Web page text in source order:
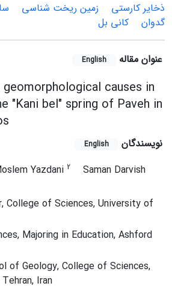
ذخایر کارستی
زمین ریخت شناسی
گدوان
کانی بل
عنوان مقاله English
causes in
"Kani bel" spring of Paveh in
نویسندگان English
Yazdani 2
Saman Darvish
College of Sciences, University of
Majoring in Education, Ashford
of Geology, College of Sciences,
Iran